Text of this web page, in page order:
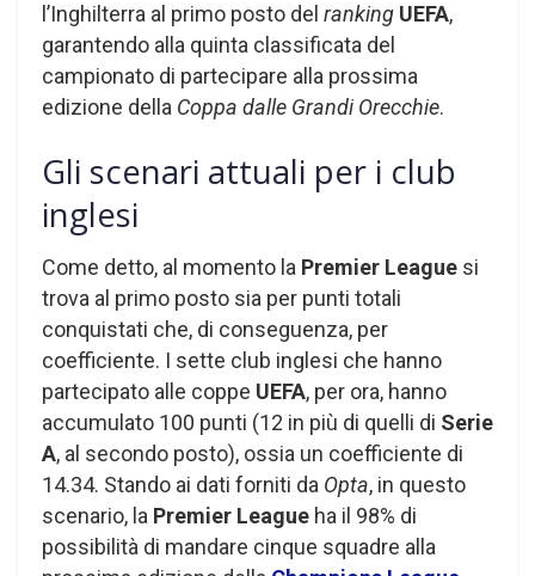
l’Inghilterra al primo posto del ranking UEFA,
garantendo alla quinta classificata del
campionato di partecipare alla prossima
edizione della Coppa dalle Grandi Orecchie.
Gli scenari attuali per i club
inglesi
Come detto, al momento la Premier League si
trova al primo posto sia per punti totali
conquistati che, di conseguenza, per
coefficiente. I sette club inglesi che hanno
partecipato alle coppe UEFA, per ora, hanno
accumulato 100 punti (12 in più di quelli di Serie
A, al secondo posto), ossia un coefficiente di
14.34. Stando ai dati forniti da Opta, in questo
scenario, la Premier League ha il 98% di
possibilità di mandare cinque squadre alla